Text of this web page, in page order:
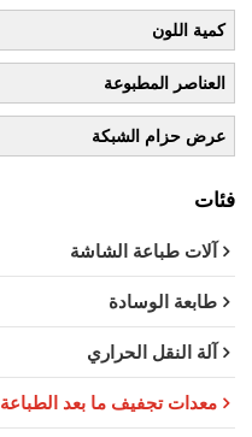
كمية اللون
العناصر المطبوعة
عرض حزام الشبكة
فئات
آلات طباعة الشاشة
طابعة الوسادة
آلة النقل الحراري
معدات تجفيف ما بعد الطباعة